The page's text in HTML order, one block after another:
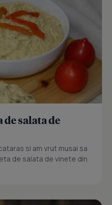
de salata de
si am vrut musai sa
de salata de vinete din